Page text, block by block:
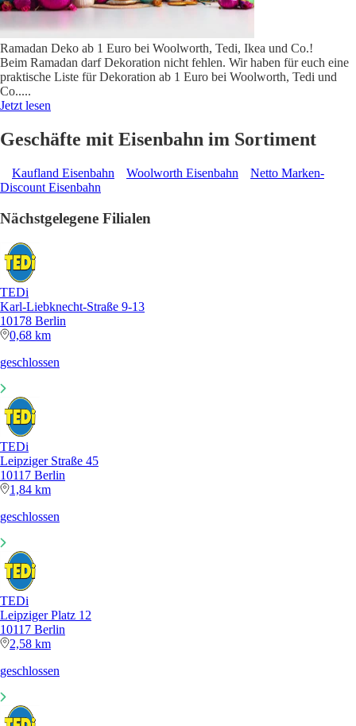
Ramadan Deko ab 1 Euro bei Woolworth, Tedi, Ikea und Co.!
Beim Ramadan darf Dekoration nicht fehlen. Wir haben für euch eine
praktische Liste für Dekoration ab 1 Euro bei Woolworth, Tedi und
Co.....
Jetzt lesen
Geschäfte mit Eisenbahn im Sortiment
Kaufland Eisenbahn Woolworth Eisenbahn
Netto Marken-
Discount Eisenbahn
Nächstgelegene Filialen
TEDi
Karl-Liebknecht-Straße 9-13
10178 Berlin
0,68 km
geschlossen
TEDi
Leipziger Straße 45
10117 Berlin
1,84 km
geschlossen
TEDi
Leipziger Platz 12
10117 Berlin
2,58 km
geschlossen